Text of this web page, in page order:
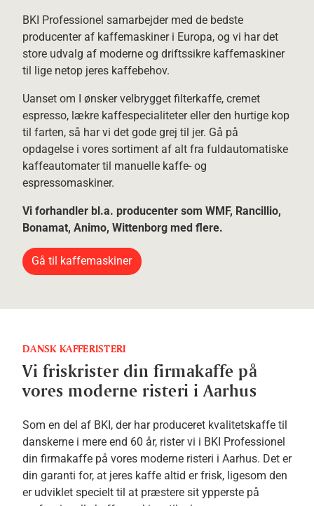
BKI Professionel samarbejder med de bedste
producenter af kaffemaskiner i Europa, og vi har det
store udvalg af moderne og driftssikre kaffemaskiner
til lige netop jeres kaffebehov.
Uanset om I ønsker velbrygget filterkaffe, cremet
espresso, lækre kaffespecialiteter eller den hurtige kop
til farten, så har vi det gode grej til jer. Gå på
opdagelse i vores sortiment af alt fra fuldautomatiske
kaffeautomater til manuelle kaffe- og
espressomaskiner.
Vi forhandler bl.a. producenter som WMF, Rancillio,
Bonamat, Animo, Wittenborg med flere.
Gå til kaffemaskiner
DANSK KAFFERISTERI
Vi friskrister din firmakaffe på
vores moderne risteri i Aarhus
Som en del af BKI, der har produceret kvalitetskaffe til
danskerne i mere end 60 år, rister vi i BKI Professionel
din firmakaffe på vores moderne risteri i Aarhus. Det er
din garanti for, at jeres kaffe altid er frisk, ligesom den
er udviklet specielt til at præstere sit ypperste på